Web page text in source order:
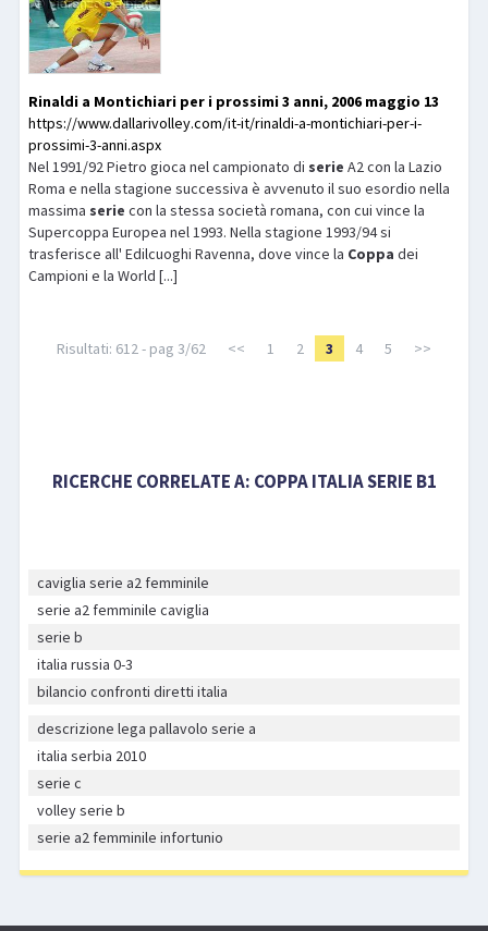
Rinaldi a Montichiari per i prossimi 3 anni, 2006 maggio 13
https://www.dallarivolley.com/it-it/rinaldi-a-montichiari-per-i-
prossimi-3-anni.aspx
Nel 1991/92 Pietro gioca nel campionato di serie A2 con la Lazio
Roma e nella stagione successiva è avvenuto il suo esordio nella
massima serie con la stessa società romana, con cui vince la
Supercoppa Europea nel 1993. Nella stagione 1993/94 si
trasferisce all' Edilcuoghi Ravenna, dove vince la Coppa dei
Campioni e la World [...]
Risultati: 612 - pag 3/62 << 1 2 3 4 5 >>
RICERCHE CORRELATE A: COPPA ITALIA SERIE B1
caviglia serie a2 femminile
serie a2 femminile caviglia
serie b
italia russia 0-3
bilancio confronti diretti italia
descrizione lega pallavolo serie a
italia serbia 2010
serie c
volley serie b
serie a2 femminile infortunio